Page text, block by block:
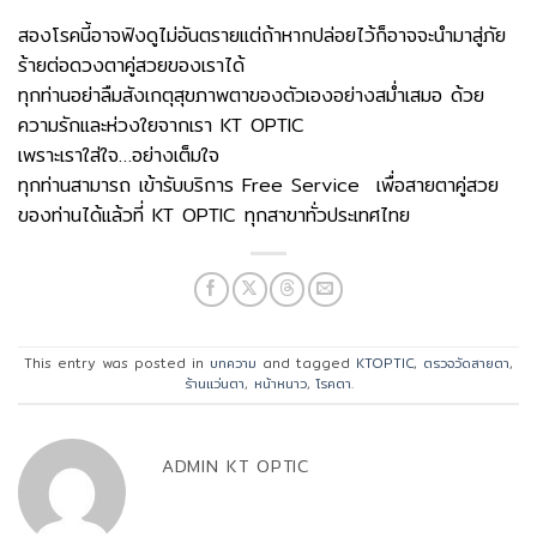
สองโรคนี้อาจฟังดูไม่อันตรายแต่ถ้าหากปล่อยไว้ก็อาจจะนำมาสู่ภัย
ร้ายต่อดวงตาคู่สวยของเราได้
ทุกท่านอย่าลืมสังเกตุสุขภาพตาของตัวเองอย่างสม่ำเสมอ ด้วย
ความรักและห่วงใยจากเรา KT OPTIC
เพราะเราใส่ใจ…อย่างเต็มใจ
ทุกท่านสามารถ เข้ารับบริการ Free Service เพื่อสายตาคู่สวย
ของท่านได้แล้วที่ KT OPTIC ทุกสาขาทั่วประเทศไทย
This entry was posted in บทความ and tagged KTOPTIC, ตรวจวัดสายตา,
ร้านแว่นตา, หน้าหนาว,โรคตา.
ADMIN KT OPTIC